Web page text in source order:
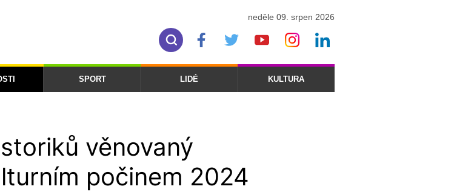
neděle 09. srpen 2026
SPORT LIDÉ KULTURA
věnovaný
počinem 2024